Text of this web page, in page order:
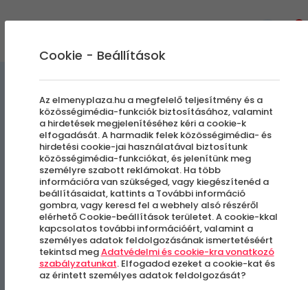
YURU Hidratáló Head Spa
Budapest, III. kerület
Cookie - Beállítások
Az elmenyplaza.hu a megfelelő teljesítmény és a
közösségimédia-funkciók biztosításához, valamint
a hirdetések megjelenítéséhez kéri a cookie-k
elfogadását. A harmadik felek közösségimédia- és
hirdetési cookie-jai használatával biztosítunk
közösségimédia-funkciókat, és jelenítünk meg
személyre szabott reklámokat. Ha több
információra van szükséged, vagy kiegészítenéd a
beállításaidat, kattints a További információ
gombra, vagy keresd fel a webhely alsó részéről
elérhető Cookie-beállítások területet. A cookie-kkal
kapcsolatos további információért, valamint a
személyes adatok feldolgozásának ismertetéséért
tekintsd megAdatvédelmi és cookie-kra vonatkozó
szabályzatunkat. Elfogadod ezeket a cookie-kat és
az érintett személyes adatok feldolgozását?